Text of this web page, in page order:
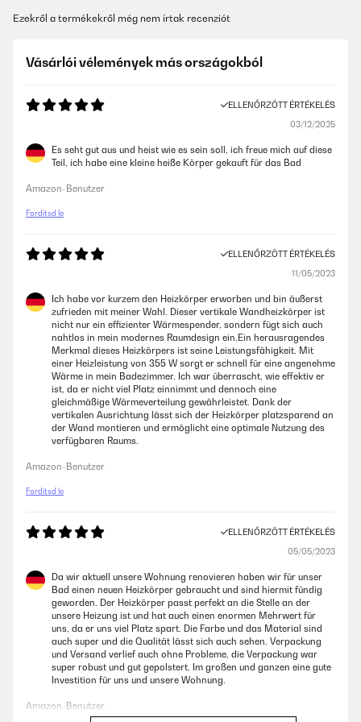
Ezekről a termékekről még nem írtak recenziót
Vásárlói vélemények más országokból
ELLENŐRZÖTT ÉRTÉKELÉS
03/12/2025
Es seht gut aus und heist wie es sein soll, ich freue mich auf diese
Teil, ich habe eine kleine heiße Körper gekauft für das Bad
Amazon-Benutzer
Fordítsd le
ELLENŐRZÖTT ÉRTÉKELÉS
11/05/2023
Ich habe vor kurzem den Heizkörper erworben und bin äußerst
zufrieden mit meiner Wahl. Dieser vertikale Wandheizkörper ist
nicht nur ein effizienter Wärmespender, sondern fügt sich auch
nahtlos in mein modernes Raumdesign ein.Ein herausragendes
Merkmal dieses Heizkörpers ist seine Leistungsfähigkeit. Mit
einer Heizleistung von 355 W sorgt er schnell für eine angenehme
Wärme in mein Badezimmer. Ich war überrascht, wie effektiv er
ist, da er nicht viel Platz einnimmt und dennoch eine
gleichmäßige Wärmeverteilung gewährleistet. Dank der
vertikalen Ausrichtung lässt sich der Heizkörper platzsparend an
der Wand montieren und ermöglicht eine optimale Nutzung des
verfügbaren Raums.
Amazon-Benutzer
Fordítsd le
ELLENŐRZÖTT ÉRTÉKELÉS
05/05/2023
Da wir aktuell unsere Wohnung renovieren haben wir für unser
Bad einen neuen Heizkörper gebraucht und sind hiermit fündig
geworden. Der Heizkörper passt perfekt an die Stelle an der
unsere Heizung ist und hat auch einen enormen Mehrwert für
uns, da er uns viel Platz spart. Die Farbe und das Material sind
auch super und die Qualität lässt sich auch sehen. Verpackung
und Versand verlief auch ohne Probleme, die Verpackung war
super robust und gut gepolstert. Im großen und ganzen eine gute
Investition für uns und unsere Wohnung.
Amazon-Benutzer